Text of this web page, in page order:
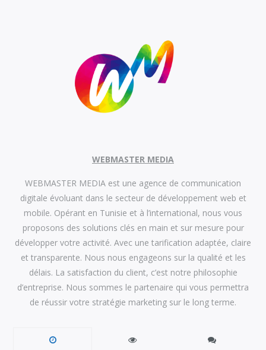
WEBMASTER MEDIA
WEBMASTER MEDIA est une agence de communication
digitale évoluant dans le secteur de développement web et
mobile. Opérant en Tunisie et à l’international, nous vous
proposons des solutions clés en main et sur mesure pour
développer votre activité. Avec une tarification adaptée, claire
et transparente. Nous nous engageons sur la qualité et les
délais. La satisfaction du client, c’est notre philosophie
d’entreprise. Nous sommes le partenaire qui vous permettra
de réussir votre stratégie marketing sur le long terme.